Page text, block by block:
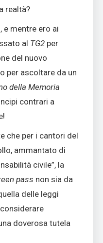
realtà?
e mentre ero ai
al TG2 per
del nuovo
per ascoltare da un
della Memoria
contrari a
che per i cantori del
ammantato di
civile”, la
pass non sia da
delle leggi
doverosa tutela